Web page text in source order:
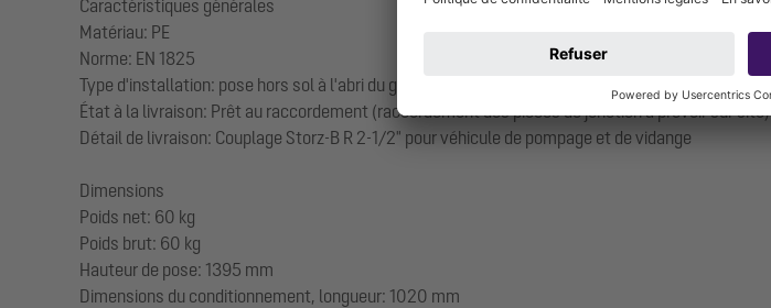
Caractéristiques générales
Matériau: PE
Norme: EN 1825
Type d'installation: pose hors sol à l'abri du gel
État à la livraison: Prêt au raccordement (raccordement des pièces de jonction à prévoir sur site)
Détail de livraison: Couplage Storz-B R 2-1/2" pour véhicule de pompage et de vidange
Dimensions
Poids net: 60 kg
Poids brut: 60 kg
Hauteur de pose: 1395 mm
Dimensions du conditionnement, longueur: 1020 mm